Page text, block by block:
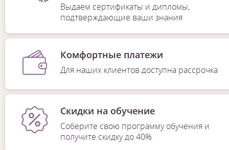
Выдаем сертификаты и дипломы,
подтверждающие ваши знания
Комфортные платежи
Для наших клиентов доступна рассрочка
Скидки на обучение
Соберите свою программу обучения и
получите скидку до 40%